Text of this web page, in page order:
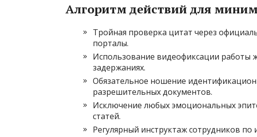
Алгоритм действий для
Тройная проверка цитат через
порталы.
Использование видеофиксации работы
задержаниях.
Обязательное ношение
разрешительных документов.
Исключение любых эмоциональных
статей.
Регулярный инструктаж сотрудников